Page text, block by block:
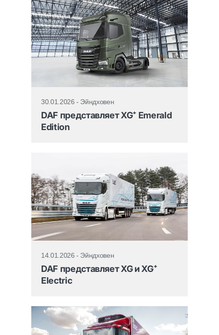
30.01.2026 - Эйндховен
DAF представляет XG⁺ Emerald
Edition
14.01.2026 - Эйндховен
DAF представляет XG и XG⁺
Electric